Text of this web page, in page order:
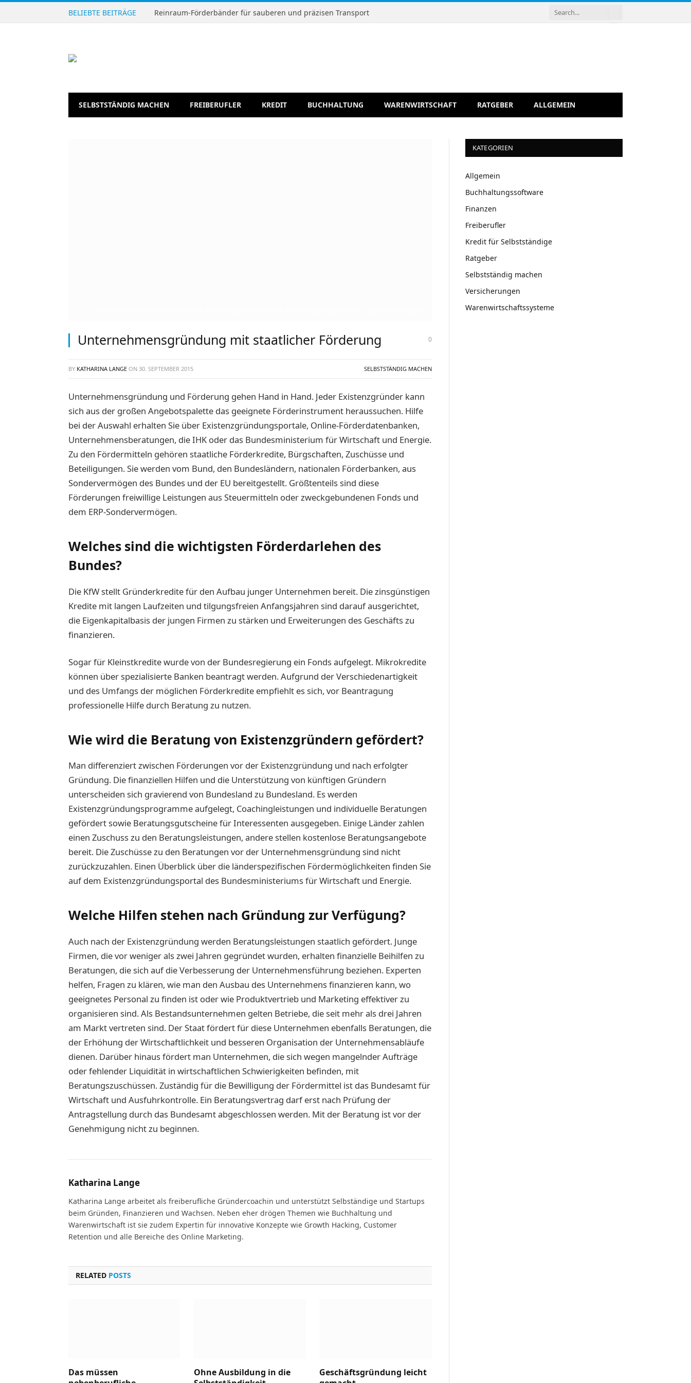
BELIEBTE BEITRÄGE Reinraum-Förderbänder für sauberen und präzisen Transport
SELBSTSTÄNDIG MACHEN FREIBERUFLER KREDIT BUCHHALTUNG WARENWIRTSCHAFT RATGEBER ALLGEMEIN
Unternehmensgründung mit staatlicher Förderung 0
BY KATHARINA LANGE ON 30. SEPTEMBER 2015 SELBSTSTÄNDIG MACHEN
Unternehmensgründung und Förderung gehen Hand in Hand. Jeder Existenzgründer kann
sich aus der großen Angebotspalette das geeignete Förderinstrument heraussuchen. Hilfe
bei der Auswahl erhalten Sie über Existenzgründungsportale, Online-Förderdatenbanken,
Unternehmensberatungen, die IHK oder das Bundesministerium für Wirtschaft und Energie.
Zu den Fördermitteln gehören staatliche Förderkredite, Bürgschaften, Zuschüsse und
Beteiligungen. Sie werden vom Bund, den Bundesländern, nationalen Förderbanken, aus
Sondervermögen des Bundes und der EU bereitgestellt. Größtenteils sind diese
Förderungen freiwillige Leistungen aus Steuermitteln oder zweckgebundenen Fonds und
dem ERP-Sondervermögen.
Welches sind die wichtigsten Förderdarlehen des
Bundes?
Die KfW stellt Gründerkredite für den Aufbau junger Unternehmen bereit. Die zinsgünstigen
Kredite mit langen Laufzeiten und tilgungsfreien Anfangsjahren sind darauf ausgerichtet,
die Eigenkapitalbasis der jungen Firmen zu stärken und Erweiterungen des Geschäfts zu
finanzieren.
Sogar für Kleinstkredite wurde von der Bundesregierung ein Fonds aufgelegt. Mikrokredite
können über spezialisierte Banken beantragt werden. Aufgrund der Verschiedenartigkeit
und des Umfangs der möglichen Förderkredite empfiehlt es sich, vor Beantragung
professionelle Hilfe durch Beratung zu nutzen.
Wie wird die Beratung von Existenzgründern gefördert?
Man differenziert zwischen Förderungen vor der Existenzgründung und nach erfolgter
Gründung. Die finanziellen Hilfen und die Unterstützung von künftigen Gründern
unterscheiden sich gravierend von Bundesland zu Bundesland. Es werden
Existenzgründungsprogramme aufgelegt, Coachingleistungen und individuelle Beratungen
gefördert sowie Beratungsgutscheine für Interessenten ausgegeben. Einige Länder zahlen
einen Zuschuss zu den Beratungsleistungen, andere stellen kostenlose Beratungsangebote
bereit. Die Zuschüsse zu den Beratungen vor der Unternehmensgründung sind nicht
zurückzuzahlen. Einen Überblick über die länderspezifischen Fördermöglichkeiten finden Sie
auf dem Existenzgründungsportal des Bundesministeriums für Wirtschaft und Energie.
Welche Hilfen stehen nach Gründung zur Verfügung?
Auch nach der Existenzgründung werden Beratungsleistungen staatlich gefördert. Junge
Firmen, die vor weniger als zwei Jahren gegründet wurden, erhalten finanzielle Beihilfen zu
Beratungen, die sich auf die Verbesserung der Unternehmensführung beziehen. Experten
helfen, Fragen zu klären, wie man den Ausbau des Unternehmens finanzieren kann, wo
geeignetes Personal zu finden ist oder wie Produktvertrieb und Marketing effektiver zu
organisieren sind. Als Bestandsunternehmen gelten Betriebe, die seit mehr als drei Jahren
am Markt vertreten sind. Der Staat fördert für diese Unternehmen ebenfalls Beratungen, die
der Erhöhung der Wirtschaftlichkeit und besseren Organisation der Unternehmensabläufe
dienen. Darüber hinaus fördert man Unternehmen, die sich wegen mangelnder Aufträge
oder fehlender Liquidität in wirtschaftlichen Schwierigkeiten befinden, mit
Beratungszuschüssen. Zuständig für die Bewilligung der Fördermittel ist das Bundesamt für
Wirtschaft und Ausfuhrkontrolle. Ein Beratungsvertrag darf erst nach Prüfung der
Antragstellung durch das Bundesamt abgeschlossen werden. Mit der Beratung ist vor der
Genehmigung nicht zu beginnen.
Katharina Lange
Katharina Lange arbeitet als freiberufliche Gründercoachin und unterstützt Selbständige und Startups
beim Gründen, Finanzieren und Wachsen. Neben eher drögen Themen wie Buchhaltung und
Warenwirtschaft ist sie zudem Expertin für innovative Konzepte wie Growth Hacking, Customer
Retention und alle Bereiche des Online Marketing.
RELATED POSTS
Das müssen
Ohne Ausbildung in die
Geschäftsgründung leicht
KATEGORIEN
Allgemein
Buchhaltungssoftware
Finanzen
Freiberufler
Kredit für Selbstständige
Ratgeber
Selbstständig machen
Versicherungen
Warenwirtschaftssysteme